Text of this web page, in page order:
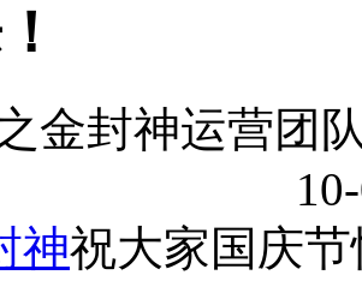
金封神运营团
神祝大家国庆